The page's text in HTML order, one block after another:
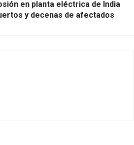
en planta eléctrica de India
y decenas de afectados